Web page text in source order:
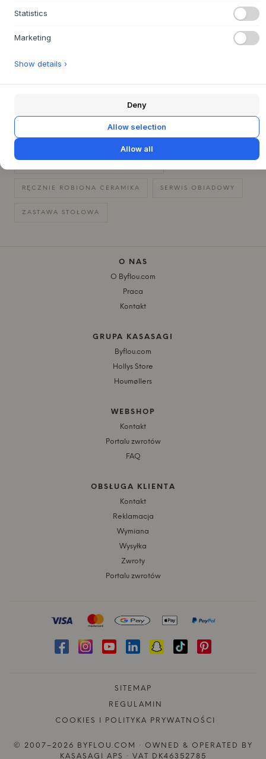
+
JULIE DAMHUS KUCHNIA
NOWOŚCI WE WNĘTRZACH OZDOBY DO DOMU
RĘCZNIE ROBIONA CERAMIKA SERWIS OBIADOWY
ZASTAWA STOŁOWA
O NAS
O Byflou.com
Praca
Kontakt
GRUPA KASASAGI
Byflou.com
Hollys Store
Houmøllers
WEBSHOP
Kontakt
Portalu zwrotów
FAQ
OBSŁUGA KLIENTA
Kontakt
Reklamacja
Wymiana
Wysyłka
Zwroty
Portalu zwrotów
SITEMAP
REGULAMIN
COOKIES I POLITYKA PRYWATNOŚCI
© 2007–2026 BYFLOU.COM · OWNED & OPERATED BY
KASASAGI APS · VAT DK46352785
Statistics
Marketing
Show details ›
Deny
Allow selection
Allow all